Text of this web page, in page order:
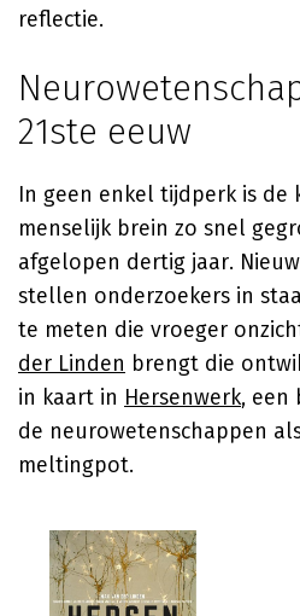
reflectie.
21ste eeuw
In geen enkel tijdperk is de
menselijk brein zo snel
afgelopen dertig jaar.
stellen onderzoekers in
te meten die vroeger
der Linden brengt die
in kaart in Hersenwerk, een
de neurowetenschappen
meltingpot.